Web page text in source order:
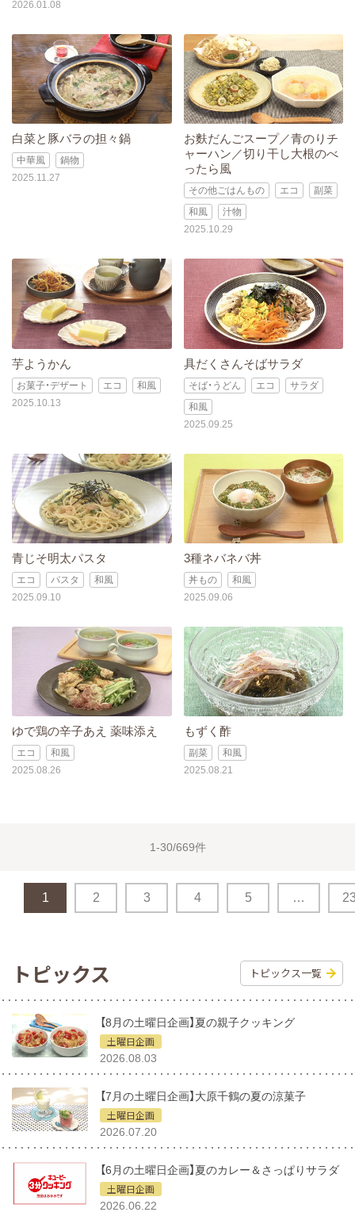
2026.01.08
白菜と豚バラの担々鍋
中華風
鍋物
2025.11.27
お麩だんごスープ／青のりチ
ャーハン／切り干し大根のべ
ったら風
その他ごはんもの エコ
副菜
和風
汁物
2025.10.29
芋ようかん
お菓子・デザート エコ
和風
2025.10.13
具だくさんそばサラダ
そば・うどん エコ
サラダ
和風
2025.09.25
青じそ明太パスタ
エコ パスタ
和風
2025.09.10
3種ネバネバ丼
丼もの
和風
2025.09.06
ゆで鶏の辛子あえ 薬味添え
エコ
和風
2025.08.26
もずく酢
副菜
和風
2025.08.21
1-30/669件
1 2 3 4 5 …
トピックス トピックス一覧
【8月の土曜日企画】夏の親子クッキング
土曜日企画
2026.08.03
【7月の土曜日企画】大原千鶴の夏の涼菓子
土曜日企画
2026.07.20
【6月の土曜日企画】夏のカレー＆さっぱりサラダ
土曜日企画
2026.06.22